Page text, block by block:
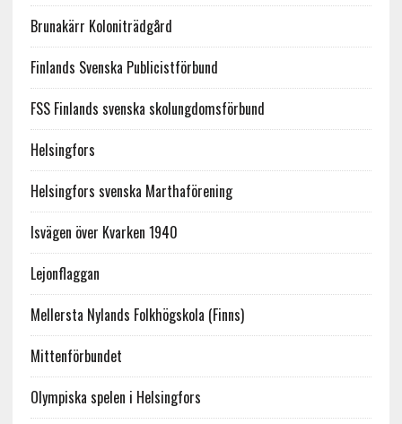
Brunakärr Koloniträdgård
Finlands Svenska Publicistförbund
FSS Finlands svenska skolungdomsförbund
Helsingfors
Helsingfors svenska Marthaförening
Isvägen över Kvarken 1940
Lejonflaggan
Mellersta Nylands Folkhögskola (Finns)
Mittenförbundet
Olympiska spelen i Helsingfors